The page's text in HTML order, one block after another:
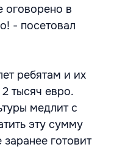
оговорено в
- посетовал
ребятам и их
тысяч евро.
медлит с
эту сумму
готовит